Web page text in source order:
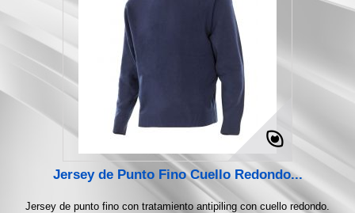
Jersey de Punto Fino Cuello Redondo...
Jersey de punto fino con tratamiento antipiling con cuello redondo.